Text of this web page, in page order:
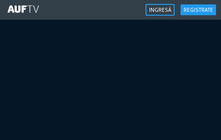
INGRESÁ REGISTRATE